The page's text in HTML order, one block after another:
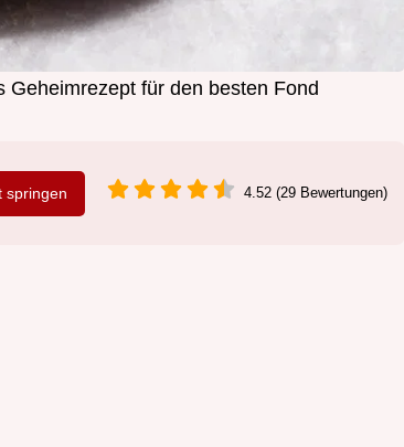
für den besten Fond
springen 4.52 (29 Bewertungen)